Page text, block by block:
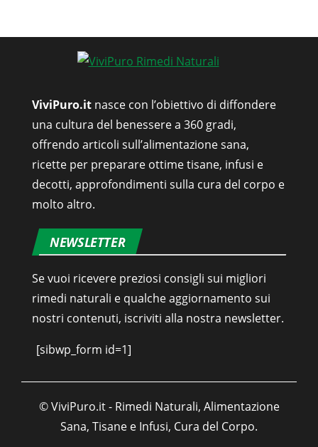
ViviPuro.it nasce con l’obiettivo di diffondere
una cultura del benessere a 360 gradi,
offrendo articoli sull’alimentazione sana,
ricette per preparare ottime tisane, infusi e
decotti, approfondimenti sulla cura del corpo e
molto altro.
NEWSLETTER
Se vuoi ricevere preziosi consigli sui migliori
rimedi naturali e qualche aggiornamento sui
nostri contenuti, iscriviti alla nostra newsletter.
[sibwp_form id=1]
© ViviPuro.it - Rimedi Naturali, Alimentazione
Sana, Tisane e Infusi, Cura del Corpo.